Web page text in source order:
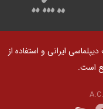
ایرانی و استفاده از
است.